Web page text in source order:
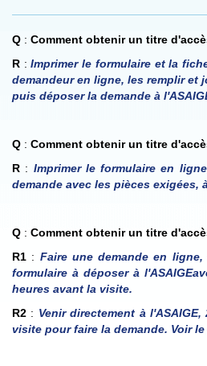
Q : Comment obtenir un titre
R :Imprimer le formulaire et la
demandeur en ligne, les remplir et
puis déposer la demande à
Q : Comment obtenir un titre
R : Imprimer le formulaire en
demande avec les pièces exigées,
Q : Comment obtenir un titre
R1 : Faire une demande en
formulaire à déposer à
heures avant la visite.
R2 : Venir directement à
visite pour faire la demande. Voir